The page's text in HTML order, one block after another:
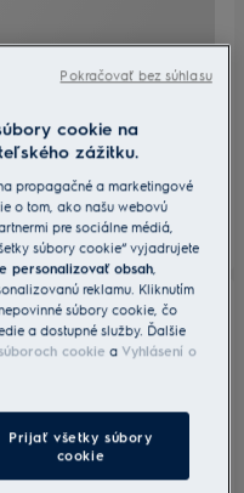
cookie na
zážitku.
propagačné a marketingové
o tom, ako našu webovú
pre sociálne médiá,
súbory cookie“ vyjadrujete
personalizovať obsah,
reklamu. Kliknutím
súbory cookie, čo
a dostupné služby. Ďalšie
cookie a Vyhlásení o
Prijať všetky súbory
cookie
Pokračovať bez súhlasu